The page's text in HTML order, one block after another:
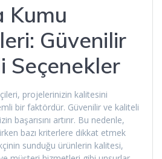
Kumu
Güvenilir
Seçenekler
projelerinizin kalitesini
bir faktördür. Güvenilir ve kaliteli
başarısını artırır. Bu nedenle,
bazı kriterlere dikkat etmek
sunduğu ürünlerin kalitesi,